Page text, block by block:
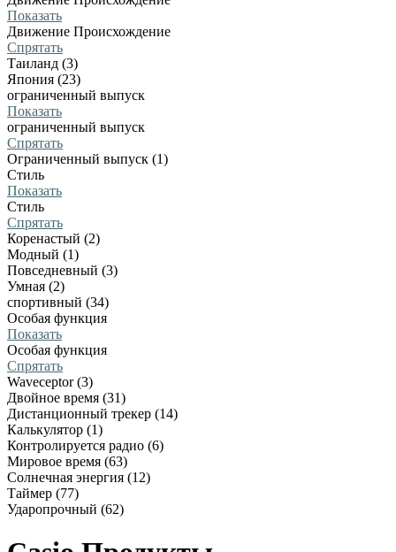
Показать
Движение Происхождение
Спрятать
Таиланд (3)
Япония (23)
ограниченный выпуск
Показать
ограниченный выпуск
Спрятать
Ограниченный выпуск (1)
Стиль
Показать
Стиль
Спрятать
Коренастый (2)
Модный (1)
Повседневный (3)
Умная (2)
спортивный (34)
Особая функция
Показать
Особая функция
Спрятать
Waveceptor (3)
Двойное время (31)
Дистанционный трекер (14)
Калькулятор (1)
Контролируется радио (6)
Мировое время (63)
Солнечная энергия (12)
Таймер (77)
Ударопрочный (62)